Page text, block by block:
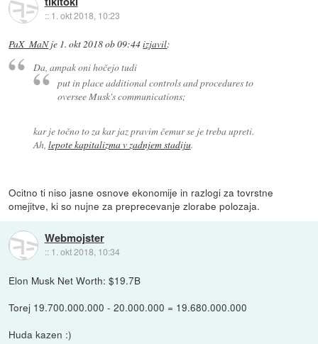
:: 1. okt 2018, 10:23
PaX_MaNje 1. okt 2018 ob 09:44izjavil:
Da, ampak oni hočejo tudi
put in place additional controls and procedures to
oversee Musk's communications;
kar je točno to za kar jaz pravim čemur se je treba upreti.
Ah, lepote kapitalizma v zadnjem stadiju.
Ocitno ti niso jasne osnove ekonomije in razlogi za tovrstne
omejitve, ki so nujne za preprecevanje zlorabe polozaja.
Webmojster
:: 1. okt 2018, 10:34
Elon Musk Net Worth: $19.7B
Torej 19.700.000.000 - 20.000.000 = 19.680.000.000
Huda kazen :)